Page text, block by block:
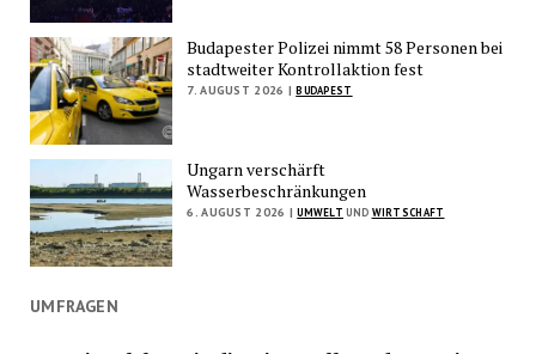
Budapester Polizei nimmt 58 Personen bei
stadtweiter Kontrollaktion fest
7. AUGUST 2026 | BUDAPEST
Ungarn verschärft
Wasserbeschränkungen
6. AUGUST 2026 | UMWELT UND WIRTSCHAFT
UMFRAGEN